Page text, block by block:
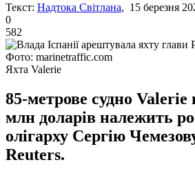
Текст: Надтока Світлана, 15 березня
0
582
Фото: marinetraffic.com
Яхта Valerie
85-метрове судно Valerie
млн доларів належить
олігарху Сергію
Reuters.